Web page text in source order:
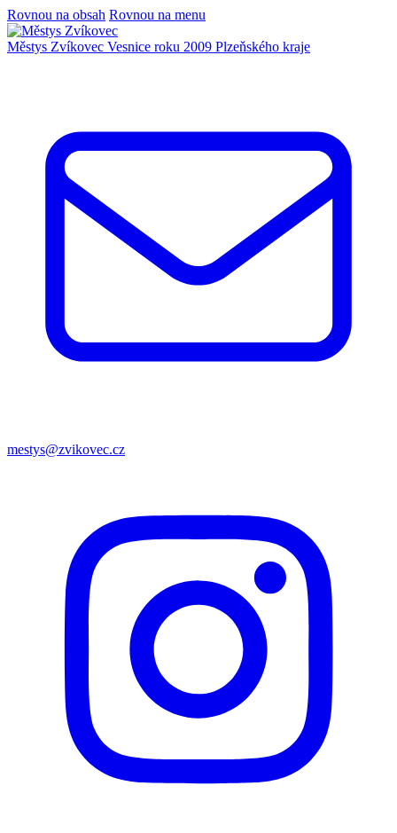
Rovnou na obsah Rovnou na menu
Městys Zvíkovec Vesnice roku 2009 Plzeňského kraje
mestys@zvikovec.cz